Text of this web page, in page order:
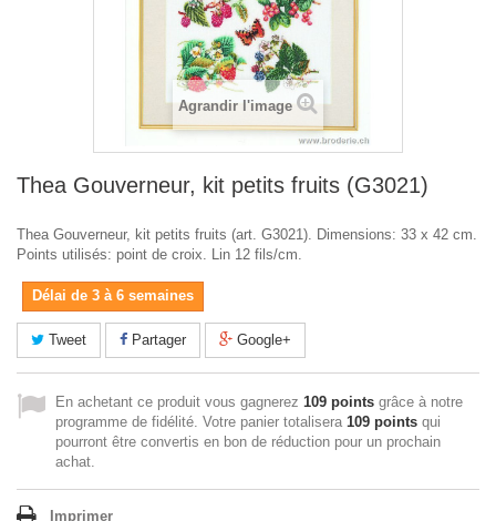
Agrandir l'image
Thea Gouverneur, kit petits fruits (G3021)
Thea Gouverneur, kit petits fruits (art. G3021). Dimensions: 33 x 42 cm.
Points utilisés: point de croix. Lin 12 fils/cm.
Délai de 3 à 6 semaines
Tweet Partager Google+
En achetant ce produit vous gagnerez 109 points grâce à notre
programme de fidélité. Votre panier totalisera 109 points qui
pourront être convertis en bon de réduction pour un prochain
achat.
Imprimer